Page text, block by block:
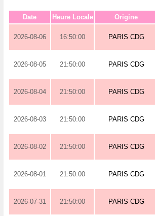
Date Heure Locale Origine
2026-08-06 16:50:00 PARIS CDG
2026-08-05 21:50:00 PARIS CDG
2026-08-04 21:50:00 PARIS CDG
2026-08-03 21:50:00 PARIS CDG
2026-08-02 21:50:00 PARIS CDG
2026-08-01 21:50:00 PARIS CDG
2026-07-31 21:50:00 PARIS CDG